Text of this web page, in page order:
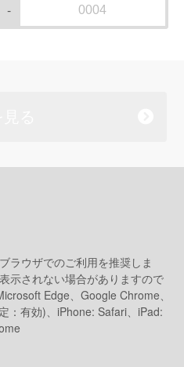
-
ラウザでのご利用を推奨しま
示されない場合がありますので
Edge、Google Chrome、
：有効)、iPhone: Safari、iPad: